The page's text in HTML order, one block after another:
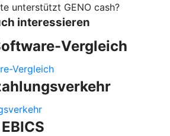
unterstützt GENO cash?
interessieren
Vergleich
Vergleich